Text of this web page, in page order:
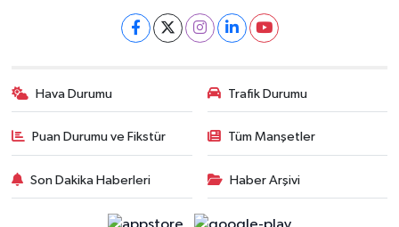
Hava Durumu Trafik Durumu
Puan Durumu ve Fikstür Tüm Manşetler
Son Dakika Haberleri Haber Arşivi